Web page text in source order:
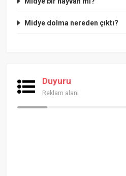
Midye dolma nereden çıktı?
Duyuru
Reklam alanı